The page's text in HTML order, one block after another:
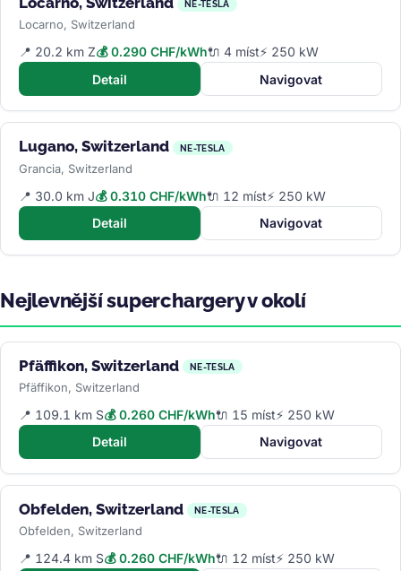
NE-TESLA
Locarno, Switzerland
📍 20.2 km Z💰 0.290 CHF/kWh🔌 4 míst⚡ 250 kW
Detail
Navigovat
Lugano, Switzerland NE-TESLA
Grancia, Switzerland
📍 30.0 km J💰 0.310 CHF/kWh🔌 12 míst⚡ 250 kW
Detail
Navigovat
Nejlevnější superchargery v okolí
Pfäffikon, Switzerland NE-TESLA
Pfäffikon, Switzerland
📍 109.1 km S💰 0.260 CHF/kWh🔌 15 míst⚡ 250 kW
Detail
Navigovat
Obfelden, Switzerland NE-TESLA
Obfelden, Switzerland
📍 124.4 km S💰 0.260 CHF/kWh🔌 12 míst⚡ 250 kW